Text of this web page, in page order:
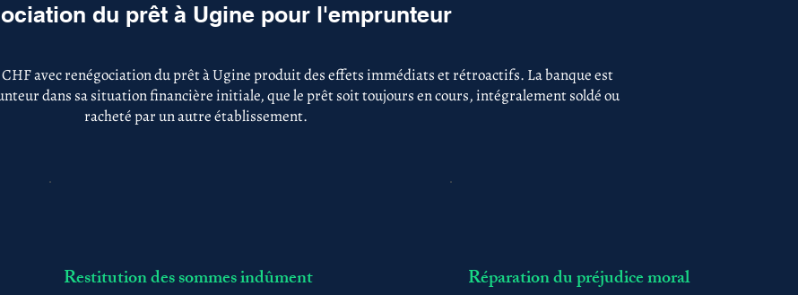
du prêt à Ugine pour l'emprunteur
avec renégociation du prêt à Ugine produit des effets immédiats et rétroactifs. La banque est
dans sa situation financière initiale, que le prêt soit toujours en cours, intégralement soldé ou
racheté par un autre établissement.
Restitution des sommes indûment
Réparation du préjudice moral